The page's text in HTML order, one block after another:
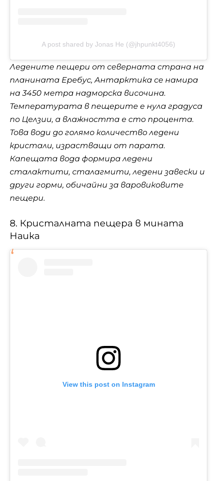
A post shared by Jonas He (@jhpunkt4056)
Ледените пещери от северната страна на
планината Еребус, Антарктика се намира
на 3450 метра надморска височина.
Температурата в пещерите е нула градуса
по Целзии, а влажността е сто процента.
Това води до голямо количество ледени
кристали, израстващи от парата.
Капещата вода формира ледени
сталактити, сталагмити, ледени завески и
други горми, обичайни за варовиковите
пещери.
8. Кристалната пещера в мината
Наика
View this post on Instagram